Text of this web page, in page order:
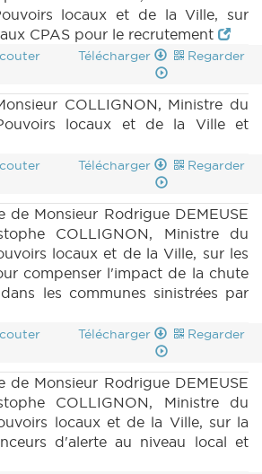
locaux et de la Ville, sur
CPAS pour le recrutement
Télécharger Regarder
COLLIGNON, Ministre du
locaux et de la Ville et
Télécharger Regarder
de Monsieur Rodrigue DEMEUSE
COLLIGNON, Ministre du
locaux et de la Ville, sur les
compenser l'impact de la chute
les communes sinistrées par
Télécharger Regarder
de Monsieur Rodrigue DEMEUSE
COLLIGNON, Ministre du
locaux et de la Ville, sur la
d'alerte au niveau local et